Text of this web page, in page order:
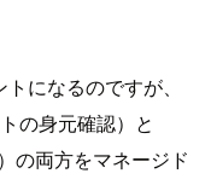
になるのですが、
の身元確認）と
の両方をマネージド